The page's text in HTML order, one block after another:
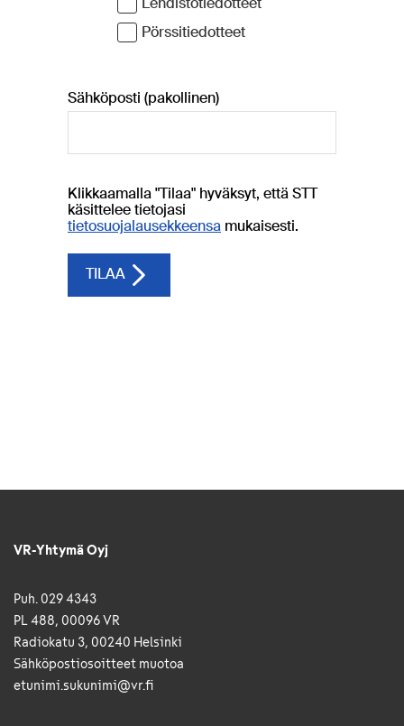
VR-Yhtymä Oyj
Puh. 029 4343
PL 488, 00096 VR
Radiokatu 3, 00240 Helsinki
Sähkö­posti­osoitteet muotoa
etunimi.sukunimi@vr.fi